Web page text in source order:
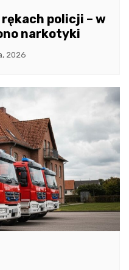
rękach policji – w
narkotyki
2026